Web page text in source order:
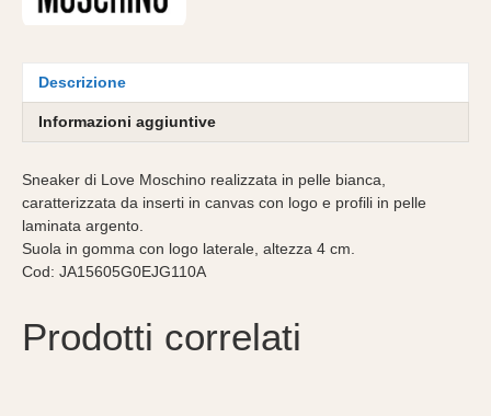
Descrizione
Informazioni aggiuntive
Sneaker di Love Moschino realizzata in pelle bianca,
caratterizzata da inserti in canvas con logo e profili in pelle
laminata argento.
Suola in gomma con logo laterale, altezza 4 cm.
Cod: JA15605G0EJG110A
Prodotti correlati